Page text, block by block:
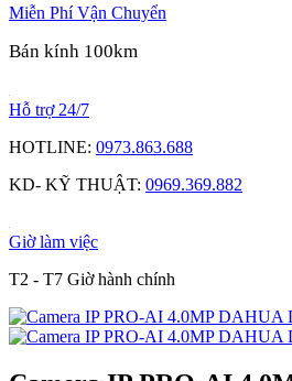
Miễn Phí Vận Chuyển
Bán kính 100km
Hỗ trợ 24/7
HOTLINE: 0973.863.688
KD- KỸ THUẬT: 0969.369.882
Giờ làm việc
T2 - T7 Giờ hành chính